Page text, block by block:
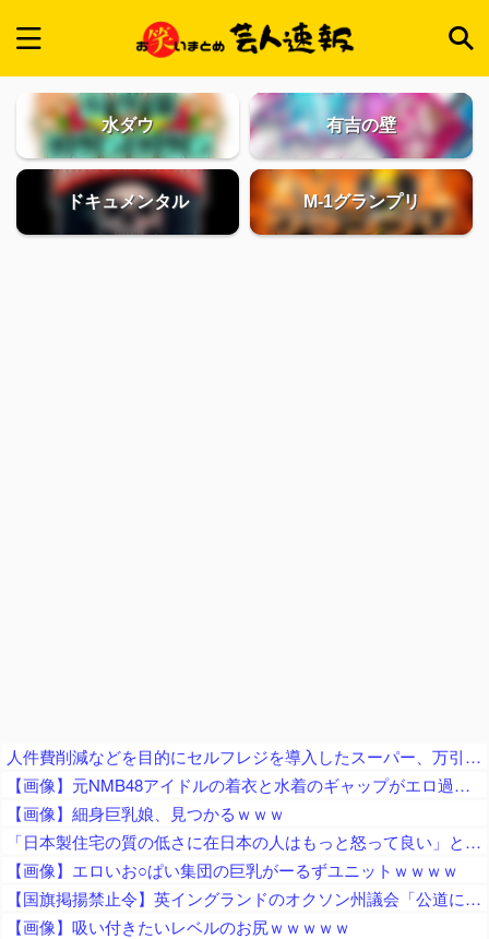
水ダウ 有吉の壁
ドキュメンタル M-1グランプリ
人件費削減などを目的にセルフレジを導入したスーパー、万引き被害が急増 被害額は推定約５００万円
【画像】元NMB48アイドルの着衣と水着のギャップがエロ過ぎるｗｗｗｗ
【画像】細身巨乳娘、見つかるｗｗｗ
「日本製住宅の質の低さに在日本の人はもっと怒って良い」と在米邦人が御忠告、アメリカ製の家屋なら冷房無しでも快適に過ごせて……
【画像】エロいお○ぱい集団の巨乳がーるずユニットｗｗｗｗ
【国旗掲揚禁止令】英イングランドのオクソン州議会「公道にイングランド旗・英国旗の掲揚を禁止」の方針、英高等裁判所も支持
【画像】吸い付きたいレベルのお尻ｗｗｗｗｗ